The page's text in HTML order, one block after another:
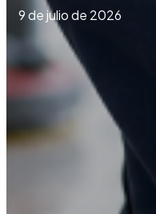
9 de julio de 2026